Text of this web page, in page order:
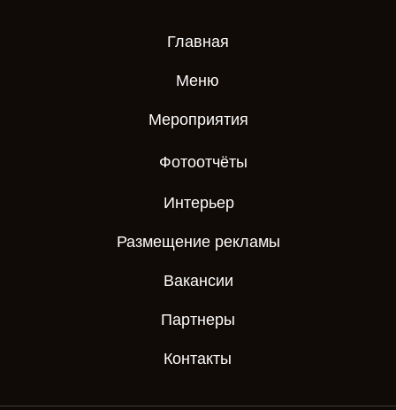
Главная
Меню
Мероприятия
Фотоотчёты
Контакты
Размещение рекламы
Вакансии
Партнеры
Интерьер